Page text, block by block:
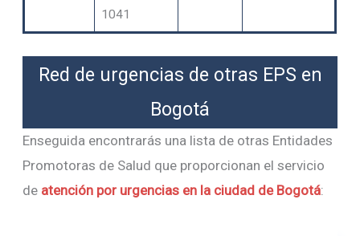
1041
Red de urgencias de otras EPS en
Bogotá
Enseguida encontrarás una lista de otras Entidades
Promotoras de Salud que proporcionan el servicio
de atención por urgencias en la ciudad de Bogotá: